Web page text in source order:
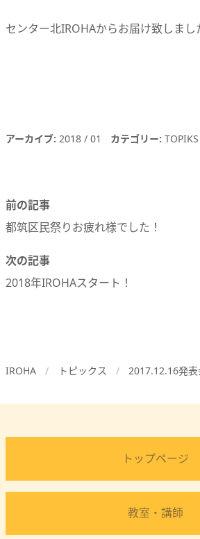
IROHA トピックス 2017.12.16発表
センター北IROHAからお届け致しまし
アーカイブ 2018 01 カテゴリー TOPIKS
前の記事
都筑区民祭りお疲れ様でした！
次の記事
2018年IROHAスタート！
トップページ
教室・講師